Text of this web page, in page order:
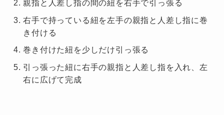
親指と人差し指の間の紐を右手で引っ張る
右手で持っている紐を左手の親指と人差し指に巻
き付ける
巻き付けた紐を少しだけ引っ張る
引っ張った紐に右手の親指と人差し指を入れ、左
右に広げて完成